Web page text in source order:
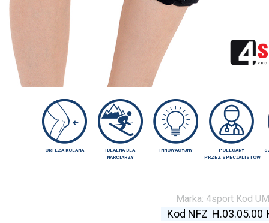
ORTEZA KOLANA
IDEALNA DLA
NARCIARZY
INNOWACYJNY
POLECANY
PRZEZ SPECJALISTÓW
Marka: 4sport Kod
Kod NFZ H.03.05.00